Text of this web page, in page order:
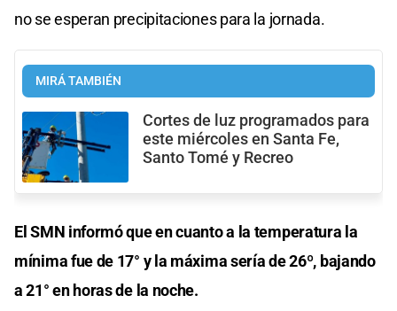
no se esperan precipitaciones para la jornada.
MIRÁ TAMBIÉN
Cortes de luz programados para
este miércoles en Santa Fe,
Santo Tomé y Recreo
El SMN informó que en cuanto a la temperatura la
mínima fue de 17° y la máxima sería de 26º, bajando
a 21° en horas de la noche.